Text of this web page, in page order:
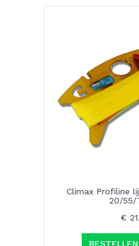
Climax Profiline
20/55/
€
BESTELLEN